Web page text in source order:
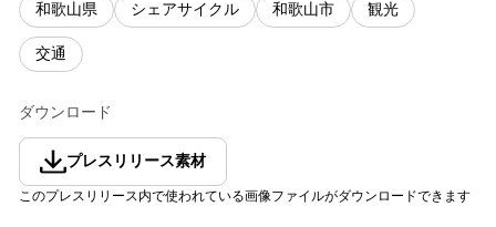
和歌山県 シェアサイクル 和歌山市 観光
交通
ダウンロード
プレスリリース素材
このプレスリリース内で使われている画像ファイルがダウンロードできます